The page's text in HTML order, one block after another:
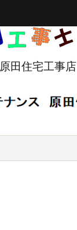
原田住宅工事店